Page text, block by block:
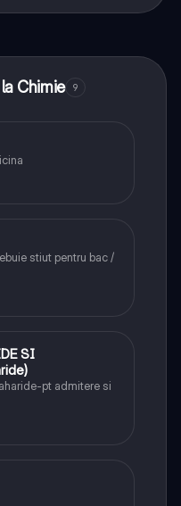
Chimie 9
stiut pentru bac /
SI
pt admitere si